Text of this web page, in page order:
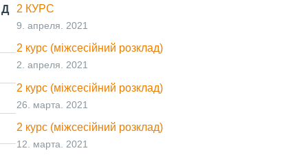
2 КУРС
9. апреля. 2021
2 курс (міжсесійний розклад)
2. апреля. 2021
2 курс (міжсесійний розклад)
26. марта. 2021
2 курс (міжсесійний розклад)
12. марта. 2021